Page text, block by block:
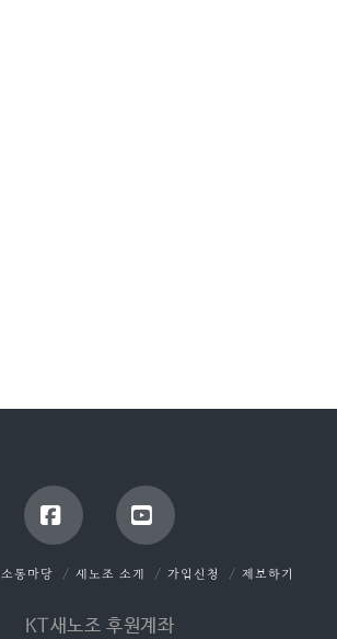
Facebook YouTube
소통마당 새노조 소개 가입신청 제보하기
KT새노조 후원계좌